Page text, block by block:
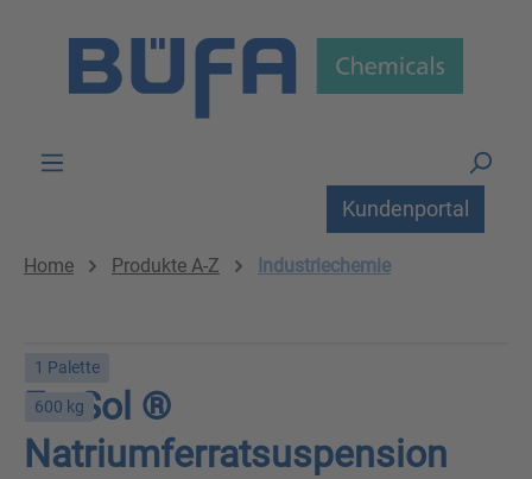
Kundenportal
Home Produkte A-Z Industriechemie
1 Palette
600 kg
FerSol ®
Natriumferratsuspension